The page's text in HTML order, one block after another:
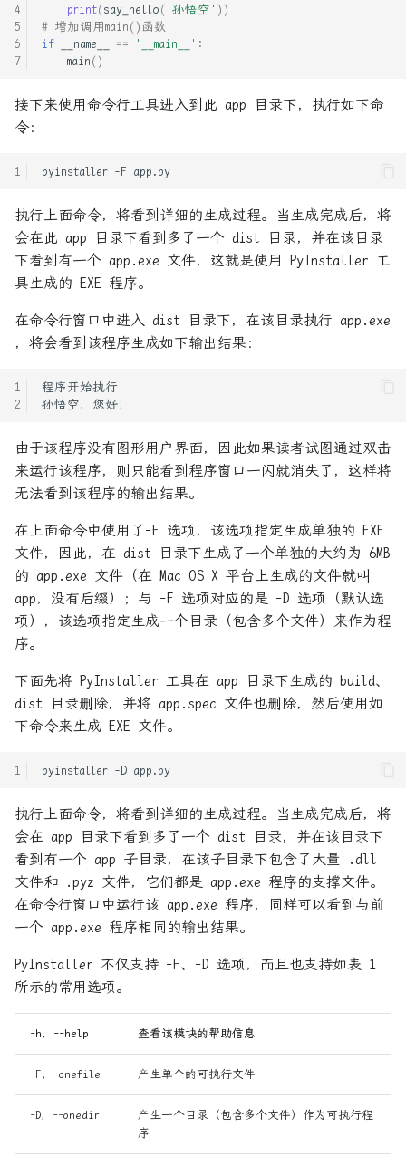
记-19_SQLAlchemy自定义上下
文
使用
OOP- Mixin设计模式
OOP- super与MRO
OOP-多态
OOP-抽象类
Python 性能优化一些手段
Python-:协程-生成器实现
Python-:生成器
Python-multiprocessing:进
程
Python-threading:线程
Python-迭代器
间复杂度
REST framework入坑(1)-简介
REST framework入坑(10)-
ModelViewSet模型类视图集
REST framework入坑(11)-
Routers(路由)
REST framework入坑(2)-序列
REST framework入坑(3)-序列
REST framework入坑(4)-反序
Rust的Pin与Unpin
Rust进程通信-管道
Seccomp, BPF与容器安全
Seccomp简单的使用
c++拾遗=右值, move, 转发
go语言交叉编译
linux 信号列表和基本作用
linux中的 errno
linux应用程序-ELF查看工具
mmap共享存储映射(存储IO映
射)系列详解
python内存异常的一次排查
rust与 pypy和cpython的混合
开发
rust中的内存布局
rust和python一些性能基准测
试以及pyo3的基本使用
rust基础语句LLVM IR以及汇
编分析
次系统调用发生的错误
strace 简单入门
一次混合开发交叉编译
mongo-c-driver和rust的笔记
五种IO模型透彻分析
print(say_hello( '孙悟空' ))
# 增加调用main()函数
if
__name__ == '__main__' :
main()
接下来使用命令行工具进入到此 app 目录下，执行如下命
令：
pyinstaller -F
执行上面命令，将看到详细的生成过程。当生成完成后，将
会在此 app 目录下看到多了一个 dist 目录，并在该目录
下看到有一个 app.exe 文件，这就是使用 PyInstaller 工
具生成的 EXE 程序。
在命令行窗口中进入 dist 目录下，在该目录执行 app.exe
，将会看到该程序生成如下输出结果：
由于该程序没有图形用户界面，因此如果读者试图通过双击
来运行该程序，则只能看到程序窗口一闪就消失了，这样将
无法看到该程序的输出结果。
在上面命令中使用了-F 选项，该选项指定生成单独的 EXE
文件，因此，在 dist 目录下生成了一个单独的大约为 6MB
的 app.exe 文件（在 Mac OS X 平台上生成的文件就叫
app，没有后缀）；与 -F 选项对应的是 -D 选项（默认选
项），该选项指定生成一个目录（包含多个文件）来作为程
序。
下面先将 PyInstaller 工具在 app 目录下生成的 build、
dist 目录删除，并将 app.spec 文件也删除，然后使用如
下命令来生成 EXE 文件。
pyinstaller -D
执行上面命令，将看到详细的生成过程。当生成完成后，将
会在 app 目录下看到多了一个 dist 目录，并在该目录下
看到有一个 app 子目录，在该子目录下包含了大量 .dll
文件和 .pyz 文件，它们都是 app.exe 程序的支撑文件。
在命令行窗口中运行该 app.exe 程序，同样可以看到与前
一个 app.exe 程序相同的输出结果。
PyInstaller 不仅支持 -F、-D 选项，而且也支持如表 1
所示的常用选项。
-h，--help 查看该模块的帮助信息
-F，-onefile 产生单个的可执行文件
-D，--onedir
产生一个目录（包含多个文件）作为可执行程
序